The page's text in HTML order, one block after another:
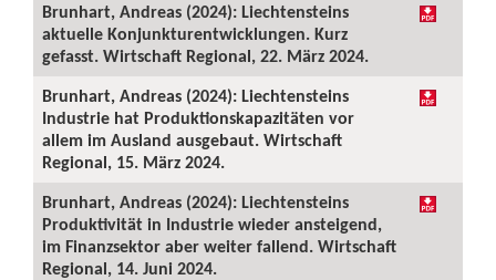
Brunhart, Andreas (2024): Liechtensteins
aktuelle Konjunkturentwicklungen. Kurz
gefasst. Wirtschaft Regional, 22. März 2024.
Brunhart, Andreas (2024): Liechtensteins
Industrie hat Produktionskapazitäten vor
allem im Ausland ausgebaut. Wirtschaft
Regional, 15. März 2024.
Brunhart, Andreas (2024): Liechtensteins
Produktivität in Industrie wieder ansteigend,
im Finanzsektor aber weiter fallend. Wirtschaft
Regional, 14. Juni 2024.